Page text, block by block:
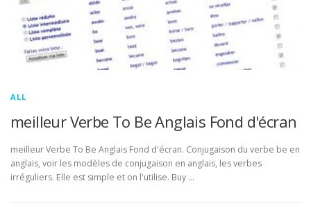
ALL
meilleur Verbe To Be Anglais Fond d'écran
meilleur Verbe To Be Anglais Fond d'écran. Conjugaison du verbe be en
anglais, voir les modèles de conjugaison en anglais, les verbes
irréguliers. Elle est simple et on l'utilise. Buy …